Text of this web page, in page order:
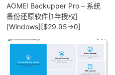
AOMEI Backupper Pro – 系统
备份还原软件[1年授权]
[Windows][$29.95→0]